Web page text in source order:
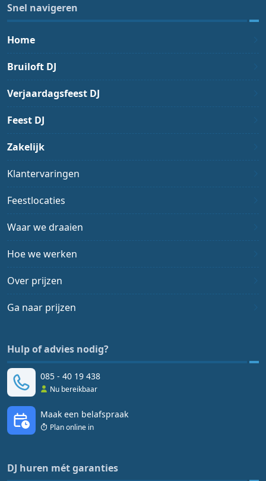
Snel navigeren
Home
Bruiloft DJ
Verjaardagsfeest DJ
Feest DJ
Zakelijk
Klantervaringen
Feestlocaties
Waar we draaien
Hoe we werken
Over prijzen
Ga naar prijzen
Hulp of advies nodig?
085 - 40 19 438
Nu bereikbaar
Maak een belafspraak
Plan online in
DJ huren mét garanties